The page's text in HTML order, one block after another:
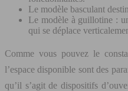
Le modèle basculant
Le modèle à guillotine :
qui se déplace
Comme vous pouvez le
l’espace disponible sont des
qu’il s’agit de dispositifs